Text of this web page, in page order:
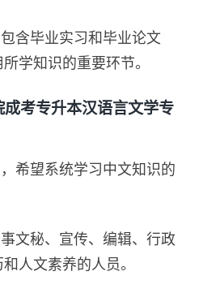
毕业实习和毕业论文
学知识的重要环节。
考专升本汉语言文学专
望系统学习中文知识的
秘、宣传、编辑、行政
人文素养的人员。